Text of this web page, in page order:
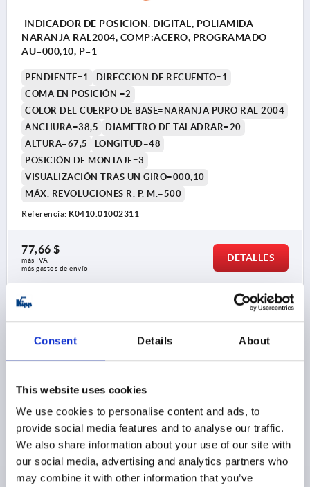
Consent Details About
This website uses cookies
We use cookies to personalise content and ads, to
provide social media features and to analyse our traffic.
We also share information about your use of our site with
our social media, advertising and analytics partners who
may combine it with other information that you’ve
INDICADOR DE POSICION. DIGITAL, POLIAMIDA
NARANJA RAL2004, COMP:ACERO, PROGRAMADO
AU=000,10, P=1
PENDIENTE=1
DIRECCIÓN DE RECUENTO=1
COMA EN POSICIÓN =2
COLOR DEL CUERPO DE BASE=NARANJA PURO RAL 2004
ANCHURA=38,5
DIÁMETRO DE TALADRAR=20
ALTURA=67,5
LONGITUD=48
POSICIÓN DE MONTAJE=3
VISUALIZACIÓN TRAS UN GIRO=000,10
MÁX. REVOLUCIONES R. P. M.=500
Referencia: K0410.01002311
77,66 $
más IVA
más gastos de envío
DETALLES
K0410
INDICADOR DE POSICION. DIGITAL, POLIAMIDA
NARANJA RAL2004, COMP:ACERO, PROGRAMADO
PENDIENTE=1
DIRECCIÓN DE RECUENTO=2